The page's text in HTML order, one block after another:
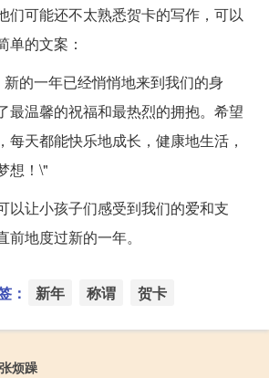
们可能还不太熟悉贺卡的写作，可以
单的文案：
的一年已经悄悄地来到我们的身
最温馨的祝福和最热烈的拥抱。希望
每天都能快乐地成长，健康地生活，
想！\"
以让小孩子们感受到我们的爱和支
地度过新的一年。
： 新年 称谓 贺卡
烦躁